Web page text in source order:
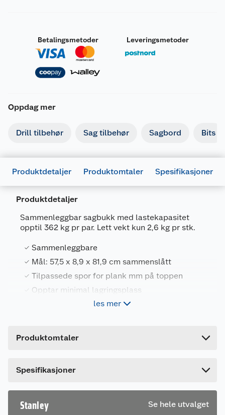
Betalingsmetoder Leveringsmetoder
Oppdag mer
Drill tilbehør Sag tilbehør Sagbord Bits
Produktdetaljer Produktomtaler Spesifikasjoner
Produktdetaljer
Sammenleggbar sagbukk med lastekapasitet
opptil 362 kg pr par. Lett vekt kun 2,6 kg pr stk.
Sammenleggbare
Mål: 57,5 x 8,9 x 81,9 cm sammenslått
Tilpassede spor for plank mm på toppen
Opptar minimal lagringsplass
struktur.
bjelker/plank på toppen, maks bredde 40 mm.
Mål: 57,5 x 8,9 x 81,9 cm sammenslått.
Bukkene kan også brukes som ben til
les mer
Produktomtaler
Spesifikasjoner
Generelt
Artikkelnummer
3253561703553
Leverandørens artikkelnummer
STST1-70355
Stanley Se hele utvalget